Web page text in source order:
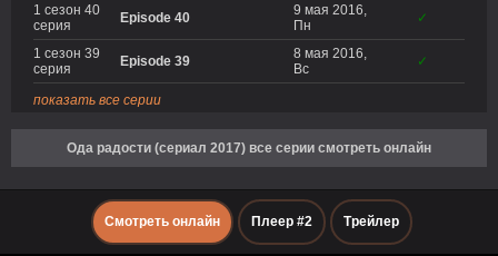
1 сезон 40
серия
Episode 40
9 мая 2016,
Пн
✓
1 сезон 39
серия
Episode 39
8 мая 2016,
Вс
✓
показать все серии
Ода радости (сериал 2017) все серии смотреть онлайн
Смотреть онлайн Плеер #2 Трейлер